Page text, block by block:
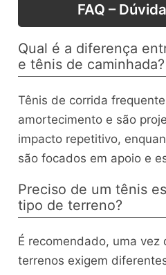
FAQ –
Qual é a diferença
e tênis de caminhada?
Tênis de corrida
amortecimento e são
impacto repetitivo,
são focados em apoio e
Preciso de um tênis
tipo de terreno?
É recomendado, uma vez
terrenos exigem